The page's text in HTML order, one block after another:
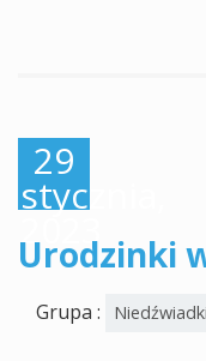
29
stycznia,
2023
Urodzinki
Grupa :